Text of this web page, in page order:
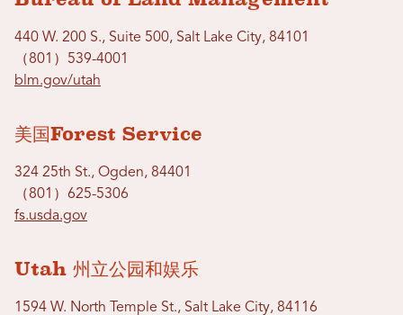
440 W. 200 S., Suite 500, Salt Lake City, 84101
（801）539-4001
blm.gov/utah
美国Forest Service
324 25th St., Ogden, 84401
（801）625-5306
fs.usda.gov
Utah 州立公园和娱乐
1594 W. North Temple St., Salt Lake City, 84116